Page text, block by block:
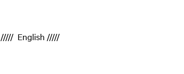
///// English /////